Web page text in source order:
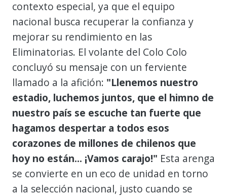
contexto especial, ya que el equipo
nacional busca recuperar la confianza y
mejorar su rendimiento en las
Eliminatorias. El volante del Colo Colo
concluyó su mensaje con un ferviente
llamado a la afición: "Llenemos nuestro
estadio, luchemos juntos, que el himno de
nuestro país se escuche tan fuerte que
hagamos despertar a todos esos
corazones de millones de chilenos que
hoy no están... ¡Vamos carajo!" Esta arenga
se convierte en un eco de unidad en torno
a la selección nacional, justo cuando se